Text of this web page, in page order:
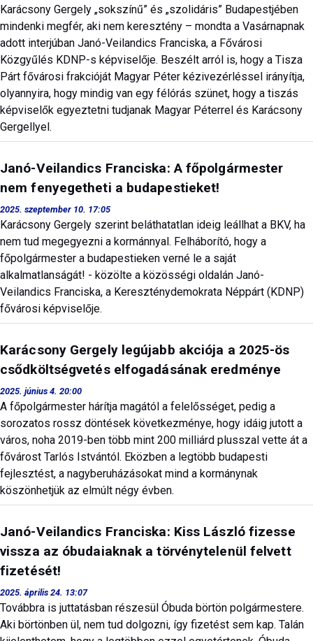
Karácsony Gergely „sokszínű” és „szolidáris” Budapestjében
mindenki megfér, aki nem keresztény – mondta a Vasárnapnak
adott interjúban Janó-Veilandics Franciska, a Fővárosi
Közgyűlés KDNP-s képviselője. Beszélt arról is, hogy a Tisza
Párt fővárosi frakcióját Magyar Péter kézivezérléssel irányítja,
olyannyira, hogy mindig van egy félórás szünet, hogy a tiszás
képviselők egyeztetni tudjanak Magyar Péterrel és Karácsony
Gergellyel.
Janó-Veilandics Franciska: A főpolgármester
nem fenyegetheti a budapestieket!
2025. szeptember 10. 17:05
Karácsony Gergely szerint beláthatatlan ideig leállhat a BKV, ha
nem tud megegyezni a kormánnyal. Felháborító, hogy a
főpolgármester a budapestieken verné le a saját
alkalmatlanságát! - közölte a közösségi oldalán Janó-
Veilandics Franciska, a Kereszténydemokrata Néppárt (KDNP)
fővárosi képviselője.
Karácsony Gergely legújabb akciója a 2025-ös
csődköltségvetés elfogadásának eredménye
2025. június 4. 20:00
A főpolgármester hárítja magától a felelősséget, pedig a
sorozatos rossz döntések következménye, hogy idáig jutott a
város, noha 2019-ben több mint 200 milliárd plusszal vette át a
fővárost Tarlós Istvántól. Eközben a legtöbb budapesti
fejlesztést, a nagyberuházásokat mind a kormánynak
köszönhetjük az elmúlt négy évben.
Janó-Veilandics Franciska: Kiss László fizesse
vissza az óbudaiaknak a törvénytelenül felvett
fizetését!
2025. április 24. 13:07
Továbbra is juttatásban részesül Óbuda börtön polgármestere.
Aki börtönben ül, nem tud dolgozni, így fizetést sem kap. Talán